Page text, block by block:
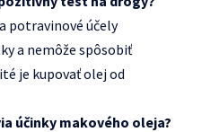
potravinové účely
a nemôže spôsobiť
je kupovať olej od
účinky makového oleja?